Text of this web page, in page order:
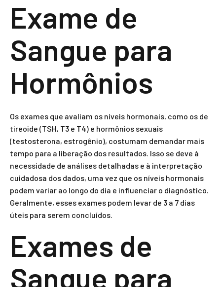
Exame de
Sangue para
Hormônios
Os exames que avaliam os níveis hormonais, como os de
tireoide (TSH, T3 e T4) e hormônios sexuais
(testosterona, estrogênio), costumam demandar mais
tempo para a liberação dos resultados. Isso se deve à
necessidade de análises detalhadas e à interpretação
cuidadosa dos dados, uma vez que os níveis hormonais
podem variar ao longo do dia e influenciar o diagnóstico.
Geralmente, esses exames podem levar de 3 a 7 dias
úteis para serem concluídos.
Exames de
Sangue para